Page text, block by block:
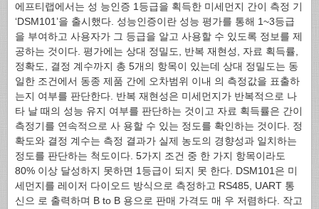
에프티랩에서는 성 능인증 1등급을 획득한 미세먼지 간이 측정 기
‘DSM101’을 출시했다. 성능인증이란 성능 평가를 통해 1~3등급
을 부여하고 사용자가 그 등급을 알고 사용할 수 있도록 정보를 제
공하는 것이다. 평가에는 상대 정밀도, 반복 재현성, 자료 획득률,
정확도, 결정 계수까지 총 5개의 항목이 있는데 상대 정밀도는 동
일한 조건에서 동종 제품 간에 오차범위 이내 의 측정값을 표출하
는지 여부를 판단한다. 반복 재현성은 미세먼지가 반복적으로 나
타 날 때의 성능 유지 여부를 판단하는 것이고 자료 획득률은 간이
측정기를 연속적으로 사 용할 수 있는 정도를 확인하는 것이다. 정
확도와 결정 계수는 측정 결과가 실제 농도의 경향성과 일치하는
정도를 판단하는 척도이다. 5가지 조건 중 한 가지 항목이라도
80% 이상 달성하지 못하면 1등급이 되지 못 한다. DSM101은 미
세먼지를 레이저 다이오드 방식으로 측정하고 RS485, UART 통
신으 로 출력하며 B to B 용으로 판매 가격도 매 우 저렴하다. 작고